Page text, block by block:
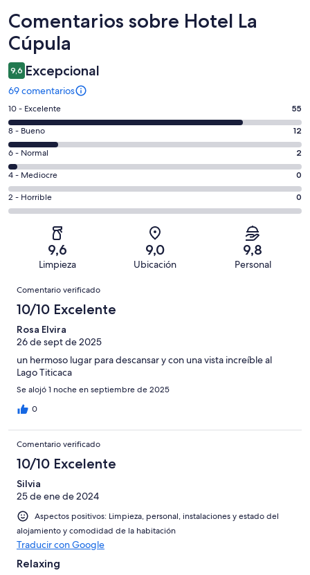
Comentarios
Comentarios sobre Hotel La
Cúpula
9,6 Excepcional
69 comentarios
55
comentarios
de
un
total
de
69
con
puntuación
10 - Excelente 55
12
comentarios
de
un
total
de
69
puntuación
Bueno
8 - Bueno 12
2
comentarios
de
un
total
puntuación
Normal
6 - Normal 2
0
comentarios
de
una
puntuación
Mediocre
4 - Mediocre 0
0
comentarios
69
una
puntuación
de
Horrible
2 - Horrible 0
9,6
Limpieza
9,0
Ubicación
9,8
Personal
Comentarios
Comentario verificado
10/10 Excelente
Rosa Elvira
26 de sept de 2025
un hermoso lugar para descansar y con una vista increíble al
Lago Titicaca
Se alojó 1 noche en septiembre de 2025
0
Comentario verificado
10/10 Excelente
Silvia
25 de ene de 2024
Aspectos positivos: Limpieza, personal, instalaciones y estado del
alojamiento y comodidad de la habitación
Traducir con Google
Relaxing